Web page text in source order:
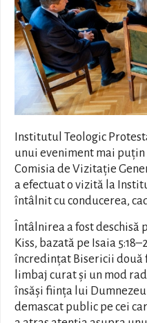
Institutul Teologic
unui eveniment mai puțin
Comisia de Vizitație
a efectuat o vizită la
întâlnit cu conducerea,
Întâlnirea a fost
Kiss, bazată pe Isaia
încredințat Bisericii două
limbaj curat și un mod
însăși ființa lui
demascat public pe cei